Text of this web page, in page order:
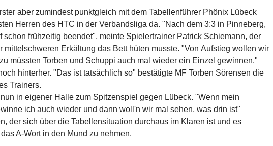
aber zumindest punktgleich mit dem Tabellenführer Phönix Lübeck
Herren des HTC in der Verbandsliga da. "Nach dem 3:3 in Pinneberg,
schon frühzeitig beendet", meinte Spielertrainer Patrick Schiemann, der
mittelschweren Erkältung das Bett hüten musste. "Von Aufstieg wollen wir
müssten Torben und Schuppi auch mal wieder ein Einzel gewinnen."
hinterher. "Das ist tatsächlich so" bestätigte MF Torben Sörensen die
Trainers.
in eigener Halle zum Spitzenspiel gegen Lübeck. "Wenn mein
ich auch wieder und dann woll'n wir mal sehen, was drin ist"
der sich über die Tabellensituation durchaus im Klaren ist und es
A-Wort in den Mund zu nehmen.